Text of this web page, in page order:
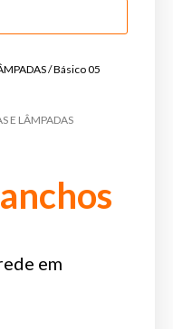
/ Básico 05
E LÂMPADAS
em